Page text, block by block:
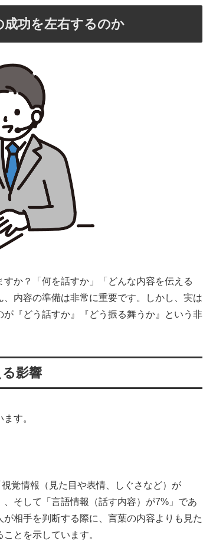
成功を左右するのか
か？「何を話すか」「どんな内容を伝える
内容の準備は非常に重要です。しかし、実は
『どう話すか』『どう振る舞うか』という非
影響
す。
覚情報（見た目や表情、しぐさなど）が
そして「言語情報（話す内容）が7%」であ
相手を判断する際に、言葉の内容よりも見た
とを示しています。